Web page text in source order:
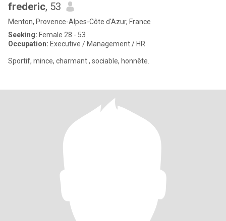
frederic, 53
Menton, Provence-Alpes-Côte d'Azur, France
Seeking: Female 28 - 53
Occupation: Executive / Management / HR
Sportif, mince, charmant , sociable, honnête.